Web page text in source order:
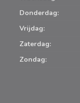
Donderdag:
Vrijdag:
Zaterdag:
Zondag: